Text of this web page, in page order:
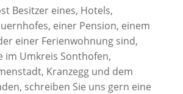
Besitzer eines, Hotels,
einer Pension, einem
einer Ferienwohnung sind,
im Umkreis Sonthofen,
Kranzegg und dem
schreiben Sie uns gern eine